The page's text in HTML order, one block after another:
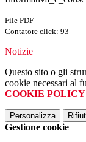
File PDF
Contatore click: 93
Notizie
Questo sito o gli
cookie necessari al
COOKIE POLICY
Personalizza
Gestione cookie